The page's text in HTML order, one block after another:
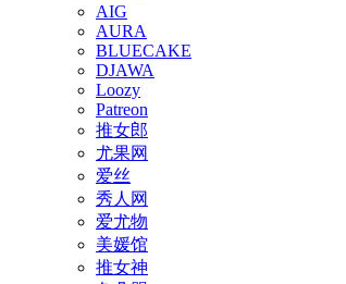
AIG
AURA
BLUECAKE
DJAWA
Loozy
Patreon
推女郎
尤果网
爱丝
秀人网
爱尤物
美媛馆
推女神